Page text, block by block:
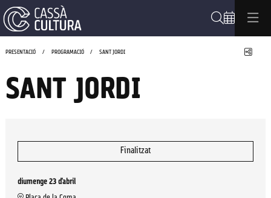
PRESENTACIÓ PROGRAMACIÓ SANT JORDI
SANT JORDI
Finalitzat
diumenge 23 d’abril